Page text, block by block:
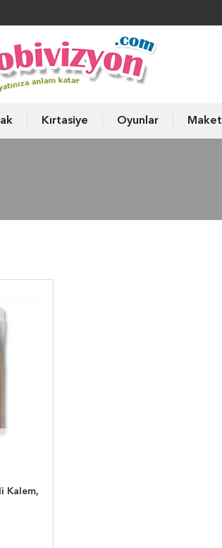
Kırtasiye Oyunlar Maket
Kalem,